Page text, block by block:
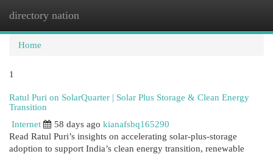
directory nation
Home
1
Ratul Puri on SolarQuarter | Solar Plus Storage & Clean Energy
Transition
Internet
58 days ago kianafsbq165290
Read Ratul Puri’s insights on accelerating solar-plus-storage
adoption to support India’s clean energy transition, renewable